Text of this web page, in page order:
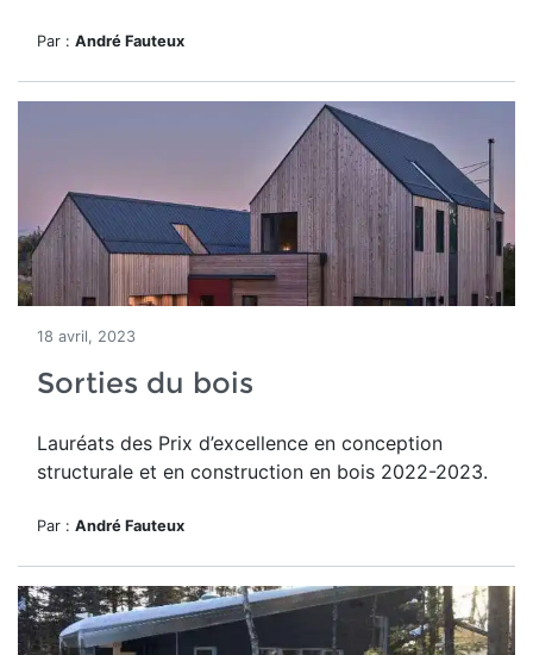
Par : André Fauteux
18 avril, 2023
Sorties du bois
Lauréats des Prix d’excellence en conception
structurale et en construction en bois 2022-2023.
Par : André Fauteux